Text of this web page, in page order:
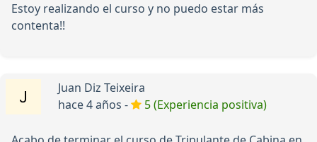
Estoy realizando el curso y no puedo estar más
contenta!!
Juan Diz Teixeira
hace 4 años -
5 (Experiencia positiva)